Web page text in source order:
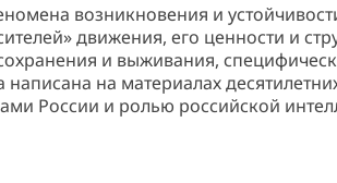
возникновения и
движения, его ценности и
и выживания,
на материалах
России и ролью российской